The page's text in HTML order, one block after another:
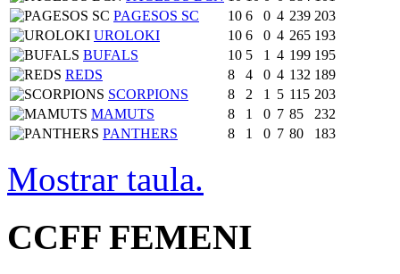
PAGESOS SC
10 6 0 4 239 203
UROLOKI
10 6 0 4 265 193
BUFALS
10 5 1 4 199 195
REDS
8 4 0 4 132 189
SCORPIONS
8 2 1 5 115 203
MAMUTS
8 1 0 7 85
232
PANTHERS
8 1 0 7 80 183
Mostrar taula.
CCFF FEMENI